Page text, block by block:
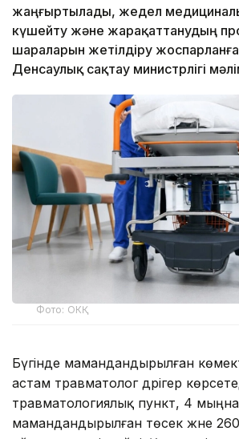
жаңғыртылады, жедел
күшейту және жарақаттанудың
шараларын жетілдіру
Денсаулық сақтау министрлігі
Фото: ОКҚ
Бүгінде мамандандырылған
астам травматолог дәрігер
травматологиялық пункт, 4
мамандандырылған төсек және